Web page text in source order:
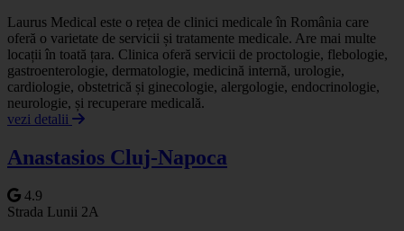
Laurus Medical este o rețea de clinici medicale în România care
oferă o varietate de servicii și tratamente medicale. Are mai multe
locații în toată țara. Clinica oferă servicii de proctologie, flebologie,
gastroenterologie, dermatologie, medicină internă, urologie,
cardiologie, obstetrică și ginecologie, alergologie, endocrinologie,
neurologie, și recuperare medicală.
vezi detalii
Anastasios Cluj-Napoca
4.9
Strada Lunii 2A